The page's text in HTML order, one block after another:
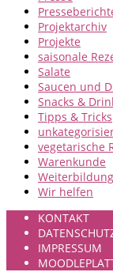
Projektarchiv
Projekte
saisonale
Salate
Saucen und
Snacks &
Tipps & Tricks
vegetarische
Warenkunde
Weiterbildung
Wir helfen
KONTAKT
IMPRESSUM